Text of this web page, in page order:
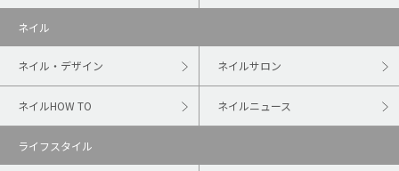
ネイル
ネイル・デザイン ネイルサロン
ネイルHOW TO ネイルニュース
ライフスタイル